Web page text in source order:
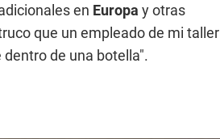
en Europa y otras
que un empleado de mi taller
de una botella".